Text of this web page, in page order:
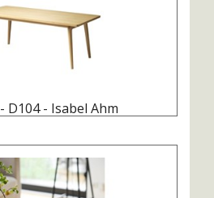
D104 - Isabel Ahm